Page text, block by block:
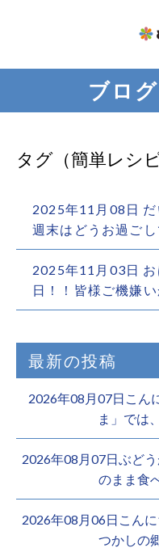
ブロ
タグ（簡単レシ
2025年11月08日
週末はどうお過ご
2025年11月03日
日！！皆様ご機嫌
最新の投稿
2026年08月07日こん
ま」では
2026年08月07日ぶど
のまま食
2026年08月06日こん
つかしの